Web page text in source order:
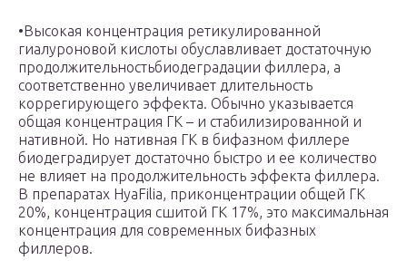
•Высокая концентрация ретикулированной
гиалуроновой кислоты обуславливает достаточную
продолжительностьбиодеградации филлера, а
соответственно увеличивает длительность
коррегирующего эффекта. Обычно указывается
общая концентрация ГК – и стабилизированной и
нативной. Но нативная ГК в бифазном филлере
биодеградирует достаточно быстро и ее количество
не влияет на продолжительность эффекта филлера.
В препаратах HyaFilia, приконцентрации общей ГК
20%, концентрация сшитой ГК 17%, это максимальная
концентрация для современных бифазных
филлеров.